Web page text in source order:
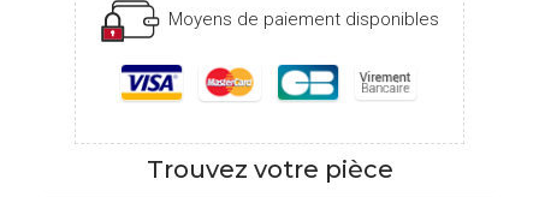
Moyens de paiement disponibles
Trouvez votre pièce